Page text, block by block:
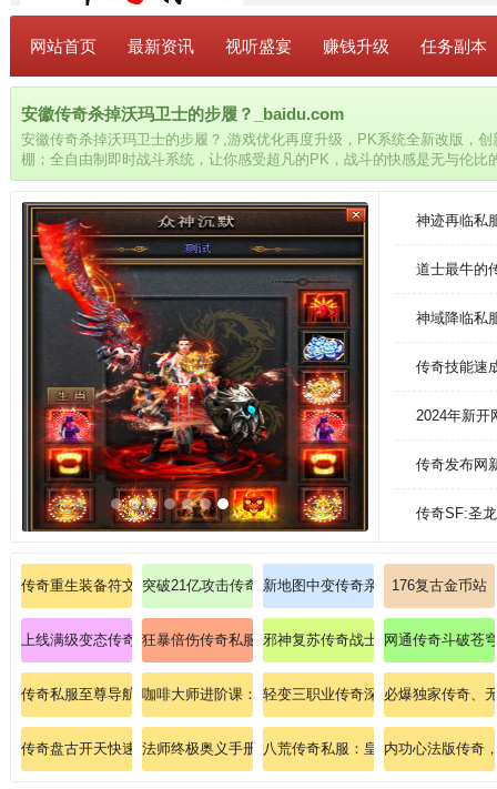
网站首页 最新资讯 视听盛宴 赚钱升级 任务副本
安徽传奇杀掉沃玛卫士的步履？_baidu.com
安徽传奇杀掉沃玛卫士的步履？,游戏优化再度升级，PK系统全新改版，
棚；全自由制即时战斗系统，让你感受超凡的PK，战斗的快感是无与伦比
中，团队合作至关重要。游戏的爆率非常高，玩家随便刷几个副本，就会
神迹再临私
道士最牛的
神域降临私
传奇技能速
2024年新开
传奇发布网
传奇SF:圣
传奇重生装备符文战士如何修炼逐日剑法？
突破21亿攻击传奇刺客如何怎样加强心灵启示。
新地图中变传奇亲力亲为替大家意
176复古金币站
上线满级变态传奇私服：上线即满级，变态传奇全新体验！
狂暴倍伤传奇私服：招招破防，横扫全图，嗨到爆炸！
邪神复苏传奇战士如何提升开天斩暴
网通传奇斗破苍
传奇私服至尊导航站：秒进全服通道，称霸沙巴克之城！
咖啡大师进阶课：2025全球顶级庄园豆的风味密码解析
轻变三职业传奇深度剖析刺客影分
必爆独家传奇、
传奇盘古开天快速掌握道士召唤神兽技巧！
法师终极奥义手册：冰火九重天融合技秒杀赤月恶魔！
八荒传奇私服：皇图问鼎，血染战旗
内功心法版传奇